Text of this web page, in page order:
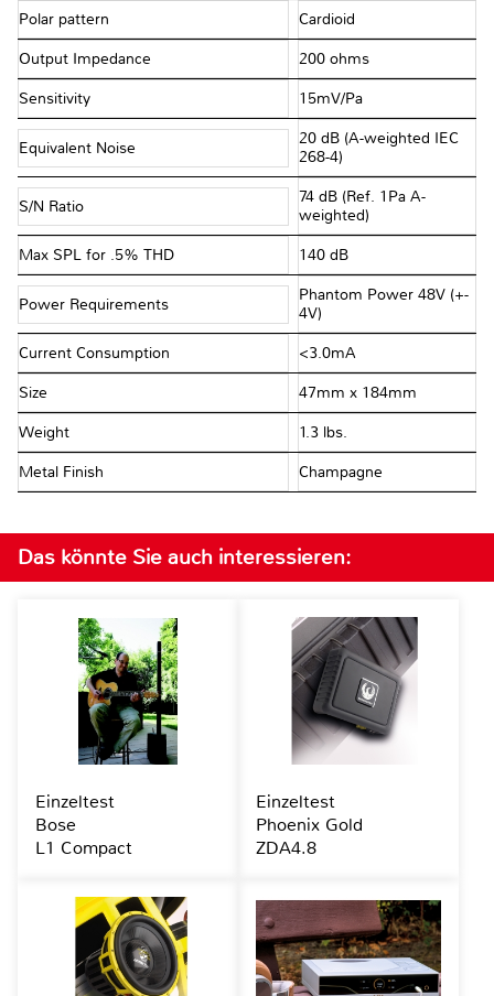
Polar pattern Cardioid
Output Impedance 200 ohms
Sensitivity 15mV/Pa
Equivalent Noise
20 dB (A-weighted IEC
268-4)
S/N Ratio
74 dB (Ref. 1Pa A-
weighted)
Max SPL for .5% THD 140 dB
Power Requirements
Phantom Power 48V (+-
4V)
Current Consumption <3.0mA
Size 47mm x 184mm
Weight 1.3 lbs.
Metal Finish Champagne
Das könnte Sie auch interessieren:
Einzeltest
Bose
L1 Compact
Einzeltest
Phoenix Gold
ZDA4.8